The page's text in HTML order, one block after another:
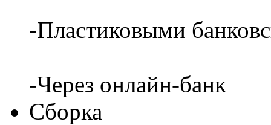
-Пластиковыми
-Через онлайн-банк
Сборка